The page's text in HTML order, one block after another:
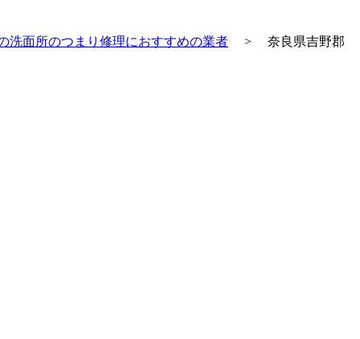
洗面所のつまり修理におすすめの業者 > 奈良県吉野郡